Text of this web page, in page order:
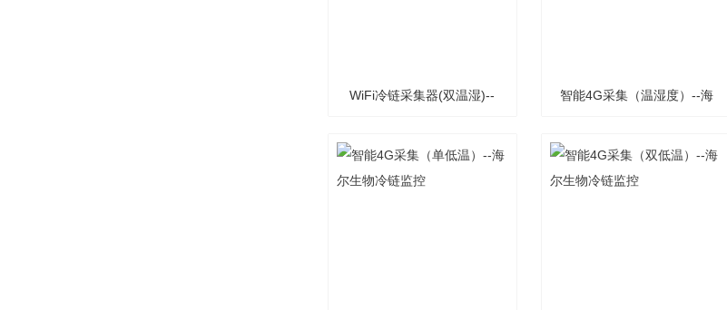
WiFi冷链采集器(双温湿)-- 智能4G采集（温湿度）--海